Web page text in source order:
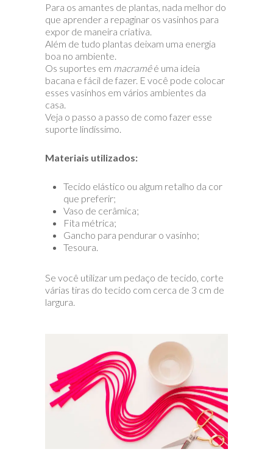
Para os amantes de plantas, nada melhor do
que aprender a repaginar os vasinhos para
expor de maneira criativa.
Além de tudo plantas deixam uma energia
boa no ambiente.
Os suportes em macramêé uma ideia
bacana e fácil de fazer. E você pode colocar
esses vasinhos em vários ambientes da
casa.
Veja o passo a passo de como fazer esse
suporte lindíssimo.
Materiais utilizados:
Tecido elástico ou algum retalho da cor
que preferir;
Vaso de cerâmica;
Fita métrica;
Gancho para pendurar o vasinho;
Tesoura.
Se você utilizar um pedaço de tecido, corte
várias tiras do tecido com cerca de 3 cm de
largura.